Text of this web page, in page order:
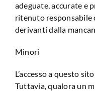
adeguate, accurate e
ritenuto responsabile
derivanti dalla
Minori
L’accesso a questo
Tuttavia, qualora un